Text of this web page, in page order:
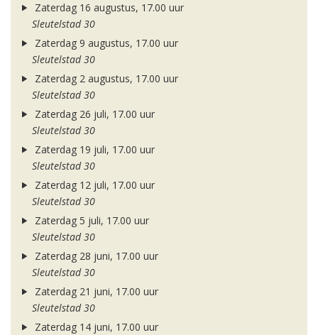
Zaterdag 16 augustus, 17.00 uur
Sleutelstad 30
Zaterdag 9 augustus, 17.00 uur
Sleutelstad 30
Zaterdag 2 augustus, 17.00 uur
Sleutelstad 30
Zaterdag 26 juli, 17.00 uur
Sleutelstad 30
Zaterdag 19 juli, 17.00 uur
Sleutelstad 30
Zaterdag 12 juli, 17.00 uur
Sleutelstad 30
Zaterdag 5 juli, 17.00 uur
Sleutelstad 30
Zaterdag 28 juni, 17.00 uur
Sleutelstad 30
Zaterdag 21 juni, 17.00 uur
Sleutelstad 30
Zaterdag 14 juni, 17.00 uur